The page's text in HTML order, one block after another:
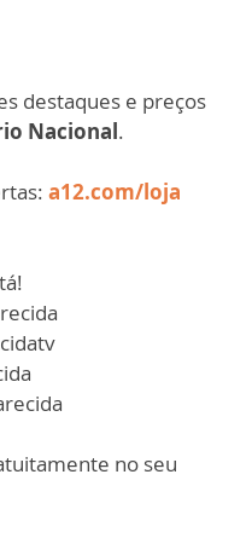
destaques e preços
Nacional.
a12.com/loja
no seu